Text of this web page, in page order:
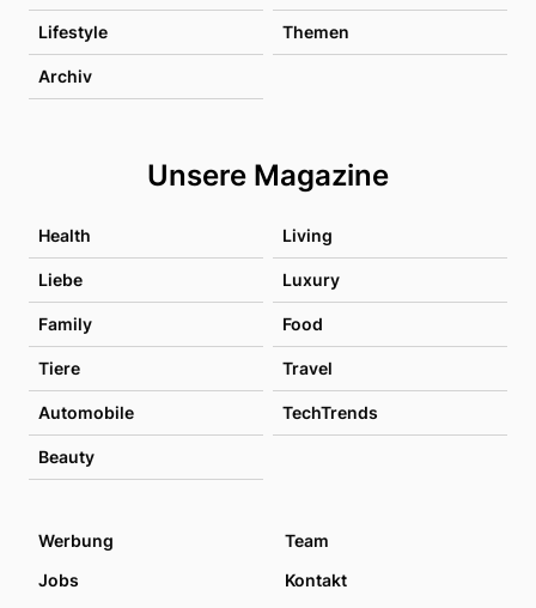
Lifestyle Themen
Archiv
Unsere Magazine
Health Living
Liebe Luxury
Family Food
Tiere Travel
Automobile TechTrends
Beauty
Werbung
Team
Jobs
Kontakt